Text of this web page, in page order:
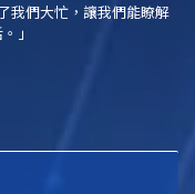
我們大忙，讓我們能瞭解
」